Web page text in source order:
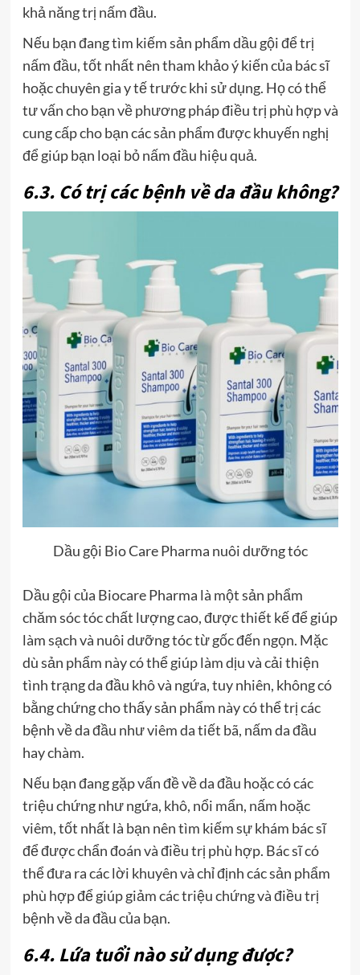
khả năng trị nấm đầu.
Nếu bạn đang tìm kiếm sản phẩm dầu gội để trị
nấm đầu, tốt nhất nên tham khảo ý kiến của bác sĩ
hoặc chuyên gia y tế trước khi sử dụng. Họ có thể
tư vấn cho bạn về phương pháp điều trị phù hợp và
cung cấp cho bạn các sản phẩm được khuyến nghị
để giúp bạn loại bỏ nấm đầu hiệu quả.
6.3. Có trị các bệnh về da đầu không?
Dầu gội Bio Care Pharma nuôi dưỡng tóc
Dầu gội của Biocare Pharma là một sản phẩm
chăm sóc tóc chất lượng cao, được thiết kế để giúp
làm sạch và nuôi dưỡng tóc từ gốc đến ngọn. Mặc
dù sản phẩm này có thể giúp làm dịu và cải thiện
tình trạng da đầu khô và ngứa, tuy nhiên, không có
bằng chứng cho thấy sản phẩm này có thể trị các
bệnh về da đầu như viêm da tiết bã, nấm da đầu
hay chàm.
Nếu bạn đang gặp vấn đề về da đầu hoặc có các
triệu chứng như ngứa, khô, nổi mẩn, nấm hoặc
viêm, tốt nhất là bạn nên tìm kiếm sự khám bác sĩ
để được chẩn đoán và điều trị phù hợp. Bác sĩ có
thể đưa ra các lời khuyên và chỉ định các sản phẩm
phù hợp để giúp giảm các triệu chứng và điều trị
bệnh về da đầu của bạn.
6.4. Lứa tuổi nào sử dụng được?